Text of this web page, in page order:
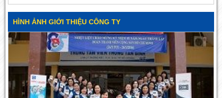
HÌNH ẢNH GIỚI THIỆU CÔNG TY